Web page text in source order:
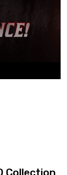
Collection